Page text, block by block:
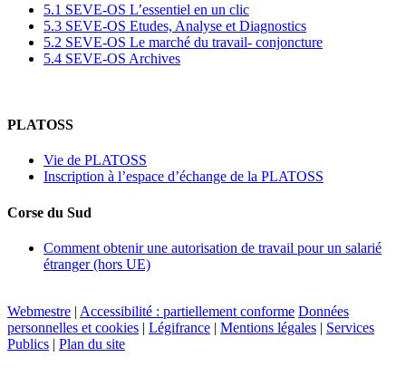
5.1 SEVE-OS L’essentiel en un clic
5.3 SEVE-OS Etudes, Analyse et Diagnostics
5.2 SEVE-OS Le marché du travail- conjoncture
5.4 SEVE-OS Archives
PLATOSS
Vie de PLATOSS
Inscription à l’espace d’échange de la PLATOSS
Corse du Sud
Comment obtenir une autorisation de travail pour un salarié
étranger (hors UE)
Webmestre | Accessibilité : partiellement conforme Données
personnelles et cookies | Légifrance | Mentions légales | Services
Publics | Plan du site